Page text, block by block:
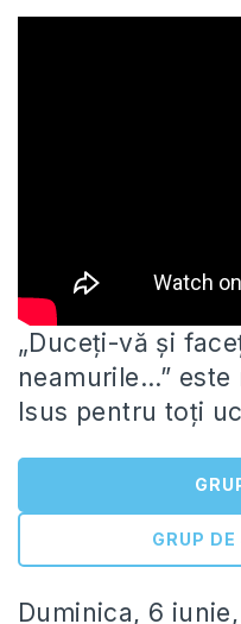
„Duceţi-vă şi
neamurile…”
Isus pentru toți
GRUP
Duminica, 6